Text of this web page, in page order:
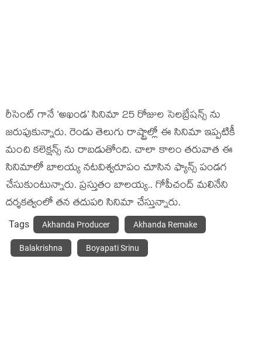
రీసెంట్ గానే ‘అఖండ’ సినిమా 25 రోజుల సెలబ్రేషన్స్ ను
జరుపుకున్నారు. రెండు తెలుగు రాష్ట్రాల్లో ఈ సినిమా ఇప్పటికీ
మంచి కలెక్షన్స్ ను రాబడుతోంది. చాలా కాలం తరువాత ఈ
సినిమాలో బాలయ్య నటవిశ్వరూపం చూసిన ఫ్యాన్స్ పండగ
చేసుకుంటున్నారు. ప్రస్తుతం బాలయ్య.. గోపీచంద్ మలినేని
దర్శకత్వంలో తన తదుపరి సినిమా చేస్తున్నారు.
Tags Akhanda Producer Akhanda Remake
Balakrishna Boyapati Srinu